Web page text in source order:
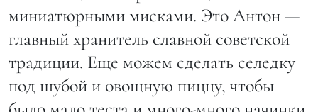
миниатюрными мисками. Это Антон —
главный хранитель славной советской
традиции. Еще можем сделать селедку
под шубой и овощную пиццу, чтобы